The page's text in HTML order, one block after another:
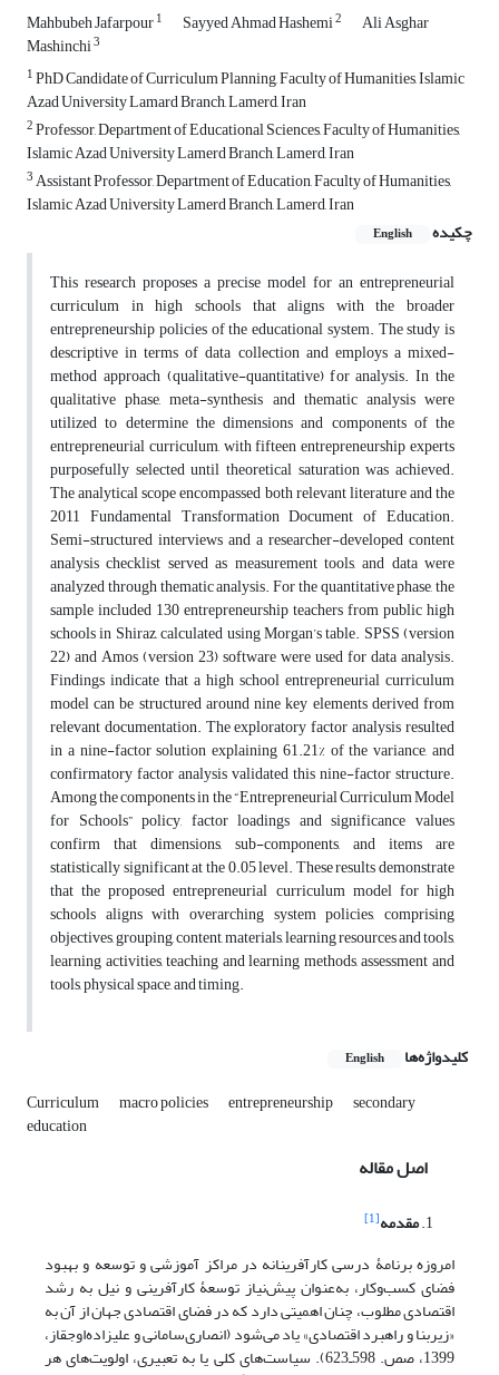
Mahbubeh Jafarpour1 Sayyed Ahmad Hashemi2 Ali Asghar
Mashinchi3
1PhD Candidate of Curriculum Planning, Faculty of Humanities, Islamic
Azad University Lamard Branch, Lamerd, Iran
2Professor, Department of Educational Sciences, Faculty of Humanities,
Islamic Azad University Lamerd Branch, Lamerd, Iran
3Assistant Professor, Department of Education, Faculty of Humanities,
Islamic Azad University Lamerd Branch, Lamerd, Iran
چکیده
English
This research proposes a precise model for an entrepreneurial
curriculum in high schools that aligns with the broader
entrepreneurship policies of the educational system. The study is
descriptive in terms of data collection and employs a mixed-
method approach (qualitative-quantitative) for analysis. In the
qualitative phase, meta-synthesis and thematic analysis were
utilized to determine the dimensions and components of the
entrepreneurial curriculum, with fifteen entrepreneurship experts
purposefully selected until theoretical saturation was achieved.
The analytical scope encompassed both relevant literature and the
2011 Fundamental Transformation Document of Education.
Semi-structured interviews and a researcher-developed content
analysis checklist served as measurement tools, and data were
analyzed through thematic analysis. For the quantitative phase, the
sample included 130 entrepreneurship teachers from public high
schools in Shiraz, calculated using Morgan’s table. SPSS (version
22) and Amos (version 23) software were used for data analysis.
Findings indicate that a high school entrepreneurial curriculum
model can be structured around nine key elements derived from
relevant documentation. The exploratory factor analysis resulted
in a nine-factor solution explaining 61.21% of the variance, and
confirmatory factor analysis validated this nine-factor structure.
Among the components in the “Entrepreneurial Curriculum Model
for Schools” policy, factor loadings and significance values
confirm that dimensions, sub-components, and items are
statistically significant at the 0.05 level. These results demonstrate
that the proposed entrepreneurial curriculum model for high
schools aligns with overarching system policies, comprising
objectives, grouping, content, materials, learning resources and tools,
learning activities, teaching and learning methods, assessment and
tools, physical space, and timing.
کلیدواژه‌ها English
Curriculum macro policies entrepreneurship secondary
education
اصل مقاله
مقدمه[1]
امروزه برنامۀ درسی کارآفرینانه در مراکز آموزشی و توسعه و بهبود
فضای کسب‌وکار، به‌عنوان پیش‌نیاز توسعۀ کارآفرینی و نیل به رشد
اقتصادی مطلوب، چنان اهمیتی دارد که در فضای اقتصادی جهان از آن به
«زیربنا و راهبرد اقتصادی» یاد می‌شود (انصاری‌سامانی و علیزاده‌اوجقاز،
1399، صص. 598ـ623). سیاست‌‌های کلی یا به تعبیری، اولویت‌‌های هر